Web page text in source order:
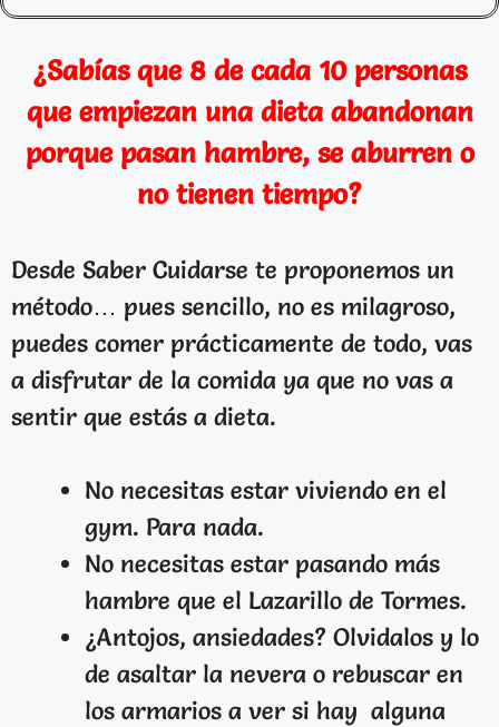
¿Sabías que 8 de cada 10 personas
que empiezan una dieta abandonan
porque pasan hambre, se aburren o
no tienen tiempo?
Desde Saber Cuidarse te proponemos un
método… pues sencillo, no es milagroso,
puedes comer prácticamente de todo, vas
a disfrutar de la comida ya que no vas a
sentir que estás a dieta.
No necesitas estar viviendo en el
gym. Para nada.
No necesitas estar pasando más
hambre que el Lazarillo de Tormes.
¿Antojos, ansiedades? Olvidalos y lo
de asaltar la nevera o rebuscar en
los armarios a ver si hay alguna